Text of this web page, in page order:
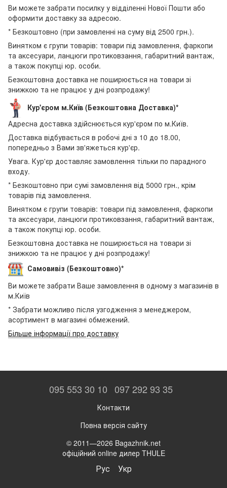
Ви можете забрати посилку у відділенні Нової Пошти або
оформити доставку за адресою.
* Безкоштовно (при замовленні на суму від 2500 грн.).
Винятком є групи товарів: товари під замовлення, фаркопи
та аксесуари, ланцюги протиковзання, габаритний вантаж,
а також покупці юр. особи.
Безкоштовна доставка не поширюється на товари зі
знижкою та не працює у дні розпродажу!
Кур'єром м.Київ (Безкоштовна Доставка)*
Адресна доставка здійснюється кур'єром по м.Київ.
Доставка відбувається в робочі дні з 10 до 18.00,
попередньо з Вами зв'яжеться кур'єр.
Увага. Кур'єр доставляє замовлення тільки по парадного
входу.
* Безкоштовно при сумі замовлення від 5000 грн., крім
товарів під замовлення.
Винятком є групи товарів: товари під замовлення, фаркопи
та аксесуари, ланцюги протиковзання, габаритний вантаж,
а також покупці юр. особи.
Безкоштовна доставка не поширюється на товари зі
знижкою та не працює у дні розпродажу!
Самовивіз (Безкоштовно)*
Ви можете забрати Ваше замовлення в одному з магазинів в
м.Київ
* Забрати можливо після узгодження з менеджером,
асортимент в магазині обмежений.
Більше інформації про доставку
095 553 30 10 097 292 93 35
Контакти
Повна версія сайту
© 2011—2026 Bagazhnik.net
офіційний online дилер THULE
Рус Укр